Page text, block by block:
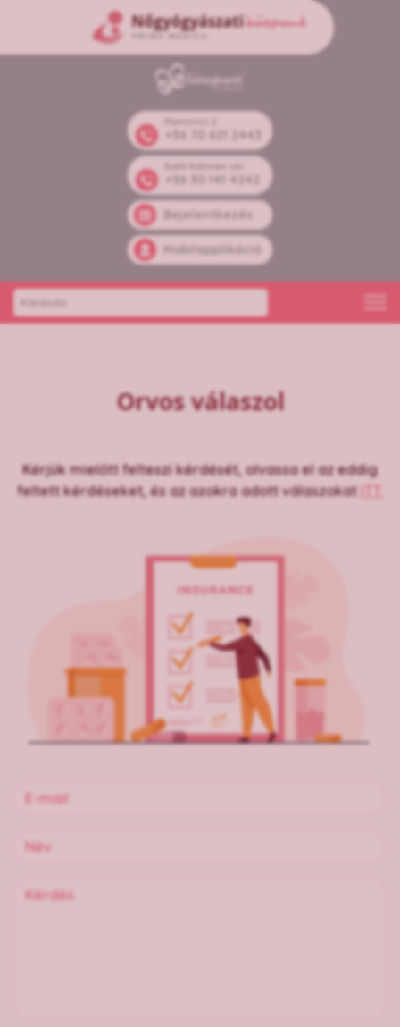
Mammut 2
+36 70 621 2443
Széll Kálmán tér
+36 30 141 4242
Bejelentkezés
Mobilapplikáció
Orvos válaszol
Kérjük mielőtt felteszi kérdését, olvassa el az eddig
feltett kérdéseket, és az azokra adott válaszokat